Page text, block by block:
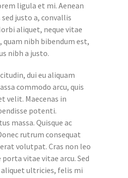
ligula et mi. Aenean
justo a, convallis
aliquet, neque vitae
nibh bibendum est,
nibh a justo.
dui eu aliquam
commodo arcu, quis
velit. Maecenas in
potenti.
massa. Quisque ac
rutrum consequat
volutpat. Cras non leo
porta vitae vitae arcu. Sed
ultricies, felis mi